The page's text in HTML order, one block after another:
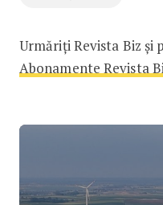
Urmăriți Revista Biz și
Abonamente Revista